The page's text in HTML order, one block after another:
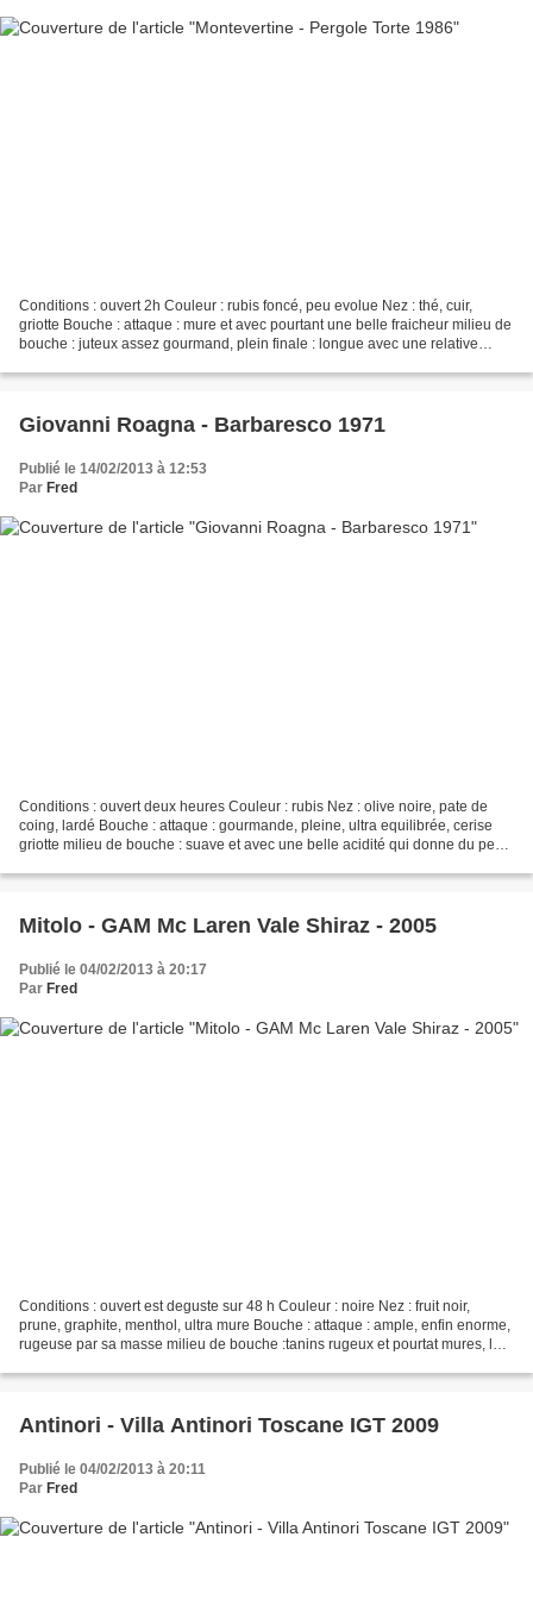
Conditions : ouvert 2h Couleur : rubis foncé, peu evolue Nez : thé, cuir,
griotte Bouche : attaque : mure et avec pourtant une belle fraicheur milieu de
bouche : juteux assez gourmand, plein finale : longue avec une relative
Giovanni Roagna - Barbaresco 1971
Publié le 14/02/2013 à 12:53
Par Fred
Conditions : ouvert deux heures Couleur : rubis Nez : olive noire, pate de
coing, lardé Bouche : attaque : gourmande, pleine, ultra equilibrée, cerise
griotte milieu de bouche : suave et avec une belle acidité qui donne du peps
Mitolo - GAM Mc Laren Vale Shiraz - 2005
Publié le 04/02/2013 à 20:17
Par Fred
Conditions : ouvert est deguste sur 48 h Couleur : noire Nez : fruit noir,
prune, graphite, menthol, ultra mure Bouche : attaque : ample, enfin enorme,
rugeuse par sa masse milieu de bouche :tanins rugeux et pourtat mures, le
Antinori - Villa Antinori Toscane IGT 2009
Publié le 04/02/2013 à 20:11
Par Fred